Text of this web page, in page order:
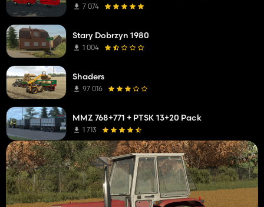
7 074
Stary Dobrzyn 1980
1 004
Shaders
97 016
MMZ 768+771 + PTSK 13+20 Pack
1 713